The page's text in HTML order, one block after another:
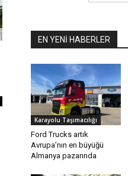
EN YENİ HABERLER
Karayolu Taşımacılığı
Ford Trucks artık
Avrupa’nın en büyüğü
Almanya pazarında